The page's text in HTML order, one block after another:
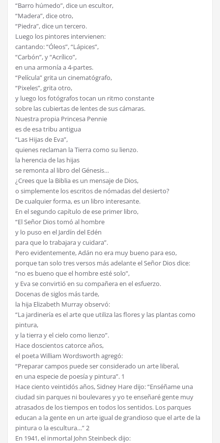
“Barro húmedo”, dice un escultor,
“Madera”, dice otro,
“Piedra”, dice un tercero.
Luego los pintores intervienen:
cantando: “Óleos”, “Lápices”,
“Carbón”, y “Acrílico”,
en una armonía a 4-partes.
“Película” grita un cinematógrafo,
“Pixeles”, grita otro,
y luego los fotógrafos tocan un ritmo constante
sobre las cubiertas de lentes de sus cámaras.
Nuestra propia Princesa Pennie
es de esa tribu antigua
“Las Hijas de Eva”,
quienes reclaman la Tierra como su lienzo.
la herencia de las hijas
se remonta al libro del Génesis…
¿Crees que la Biblia es un mensaje de Dios,
o simplemente los escritos de nómadas del desierto?
De cualquier forma, es un libro interesante.
En el segundo capítulo de ese primer libro,
“El Señor Dios tomó al hombre
y lo puso en el Jardín del Edén
para que lo trabajara y cuidara”.
Pero evidentemente, Adán no era muy bueno para eso,
porque tan solo tres versos más adelante el Señor Dios dice:
“no es bueno que el hombre esté solo”,
y Eva se convirtió en su compañera en el esfuerzo.
Docenas de siglos más tarde,
la hija Elizabeth Murray observó:
“La jardinería es el arte que utiliza las flores y las plantas como
pintura,
y la tierra y el cielo como lienzo”.
Hace doscientos catorce años,
el poeta William Wordsworth agregó:
“Preparar campos puede ser considerado un arte liberal,
en una especie de poesía y pintura”. 1
Hace ciento veintidós años, Sidney Hare dijo: “Enséñame una
ciudad sin parques ni boulevares y yo te enseñaré gente muy
atrasados de los tiempos en todos los sentidos. Los parques
educan a la gente en un arte igual de grandioso que el arte de la
pintura o la escultura…” 2
En 1941, el inmortal John Steinbeck dijo: